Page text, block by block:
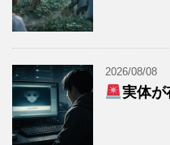
2026/08/08
実体が